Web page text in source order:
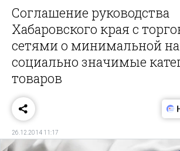
Соглашение руководства
Хабаровского края с
сетями о минимальной
социально значимые
товаров
26.12.2014 11:17